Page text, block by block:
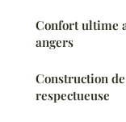
Confort ultime
angers
Construction
respectueuse